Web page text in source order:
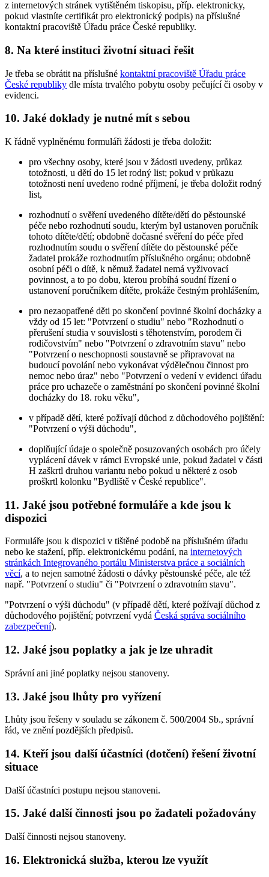
z internetových stránek vytištěném tiskopisu, příp. elektronicky,
pokud vlastníte certifikát pro elektronický podpis) na příslušné
kontaktní pracoviště Úřadu práce České republiky.
8. Na které instituci životní situaci řešit
Je třeba se obrátit na příslušné kontaktní pracoviště Úřadu práce
České republiky dle místa trvalého pobytu osoby pečující či osoby v
evidenci.
10. Jaké doklady je nutné mít s sebou
K řádně vyplněnému formuláři žádosti je třeba doložit:
pro všechny osoby, které jsou v žádosti uvedeny, průkaz
totožnosti, u dětí do 15 let rodný list; pokud v průkazu
totožnosti není uvedeno rodné příjmení, je třeba doložit rodný
list,
rozhodnutí o svěření uvedeného dítěte/dětí do pěstounské
péče nebo rozhodnutí soudu, kterým byl ustanoven poručník
tohoto dítěte/dětí; obdobně dočasné svěření do péče před
rozhodnutím soudu o svěření dítěte do pěstounské péče
žadatel prokáže rozhodnutím příslušného orgánu; obdobně
osobní péči o dítě, k němuž žadatel nemá vyživovací
povinnost, a to po dobu, kterou probíhá soudní řízení o
ustanovení poručníkem dítěte, prokáže čestným prohlášením,
pro nezaopatřené děti po skončení povinné školní docházky a
vždy od 15 let: "Potvrzení o studiu" nebo "Rozhodnutí o
přerušení studia v souvislosti s těhotenstvím, porodem či
rodičovstvím" nebo "Potvrzení o zdravotním stavu" nebo
"Potvrzení o neschopnosti soustavně se připravovat na
budoucí povolání nebo vykonávat výdělečnou činnost pro
nemoc nebo úraz" nebo "Potvrzení o vedení v evidenci úřadu
práce pro uchazeče o zaměstnání po skončení povinné školní
docházky do 18. roku věku",
v případě dětí, které požívají důchod z důchodového pojištění:
"Potvrzení o výši důchodu",
doplňující údaje o společně posuzovaných osobách pro účely
vyplácení dávek v rámci Evropské unie, pokud žadatel v části
H zaškrtl druhou variantu nebo pokud u některé z osob
proškrtl kolonku "Bydliště v České republice".
11. Jaké jsou potřebné formuláře a kde jsou k
dispozici
Formuláře jsou k dispozici v tištěné podobě na příslušném úřadu
nebo ke stažení, příp. elektronickému podání, na internetových
stránkách Integrovaného portálu Ministerstva práce a sociálních
věcí, a to nejen samotné žádosti o dávky pěstounské péče, ale též
např. "Potvrzení o studiu" či "Potvrzení o zdravotním stavu".
"Potvrzení o výši důchodu" (v případě dětí, které požívají důchod z
důchodového pojištění; potvrzení vydá Česká správa sociálního
zabezpečení).
12. Jaké jsou poplatky a jak je lze uhradit
Správní ani jiné poplatky nejsou stanoveny.
13. Jaké jsou lhůty pro vyřízení
Lhůty jsou řešeny v souladu se zákonem č. 500/2004 Sb., správní
řád, ve znění pozdějších předpisů.
14. Kteří jsou další účastníci (dotčení) řešení životní
situace
Další účastníci postupu nejsou stanoveni.
15. Jaké další činnosti jsou po žadateli požadovány
Další činnosti nejsou stanoveny.
16. Elektronická služba, kterou lze využít